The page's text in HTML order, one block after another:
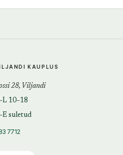
KAUPLUS
28, Viljandi
10–18
suletud
7712